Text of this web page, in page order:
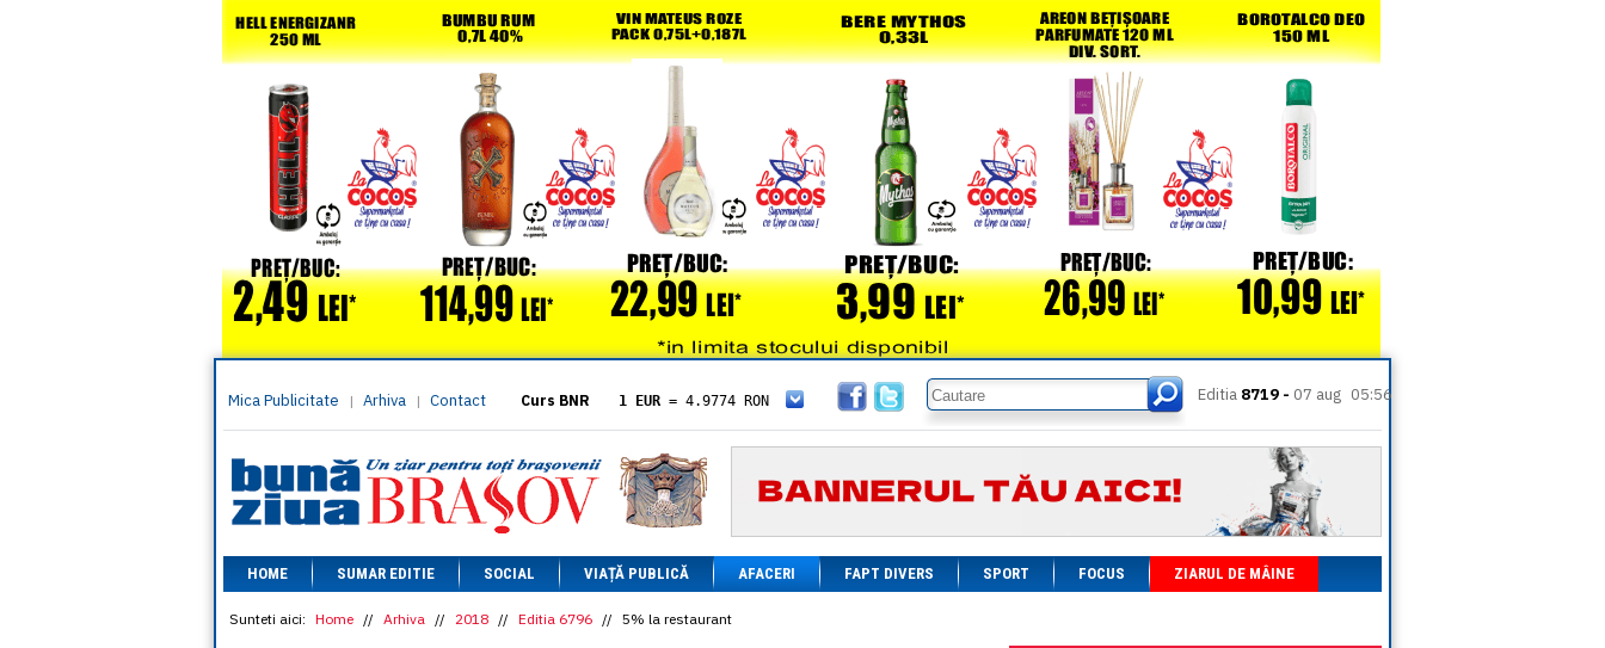
Mica Publicitate | Arhiva | Contact Curs BNR 1 EUR = 4.9774 RON
= 5.8304 RON
1 XAU= 464.4611 RON
1 AED= 1.1933 RON
1 AUD= 2.7957 RON
1 BGN= 2.5449 RON
1 CAD= 3.1559 RON
1 CHF= 5.2813 RON
1 CNY = 0.6015 RON
Editia 8719 - 07 aug 05:56
HOME SUMAR EDITIE SOCIAL VIAȚĂ PUBLICĂ AFACERI FAPT DIVERS SPORT FOCUS ZIARUL DE MÂINE
Sunteti aici: Home // Arhiva // 2018 // Editia 6796 // 5% la restaurant